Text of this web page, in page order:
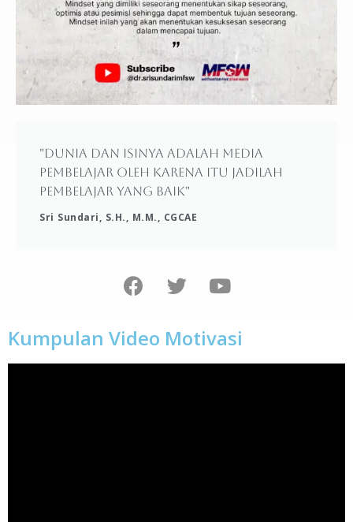
"Dunia dan isinya adalah media
pembelajar oleh karena itu jadilah
pembelajar yang baik"
Sri Sundari, S.H., M.M., CGCAE
Kumpulan Video Motivasi